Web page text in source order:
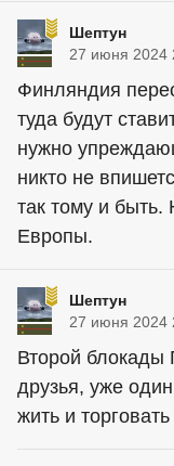
Шептун
27 июня 2024
Финляндия
туда будут
нужно
никто не
так тому и
Европы.
Шептун
27 июня 2024
Второй блокады
друзья, уже
жить и